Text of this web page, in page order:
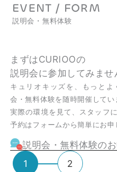
EVENT / FORM
説明会・無料体験
まずはCURIOOの
説明会に参加してみませ
キュリオキッズを、もっと
会・無料体験を随時開催してい
実際の環境を見て、スタッフ
予約はフォームから簡単にお申
説明会・無料体験の